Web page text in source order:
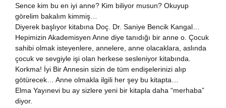
Kişisel Gelişim
Psikoloji
Siyasi
Tarih
Sence kim bu en iyi anne? Kim biliyor musun? Okuyup
görelim bakalım kimmiş…
Diyerek başlıyor kitabına Doç. Dr. Saniye Bencik Kangal…
Hepimizin Akademisyen Anne diye tanıdığı bir anne o. Çocuk
sahibi olmak isteyenlere, annelere, anne olacaklara, aslında
çocuk ve sevgiyle işi olan herkese sesleniyor kitabında.
Korkma! İyi Bir Annesin sizin de tüm endişelerinizi alıp
götürecek… Anne olmakla ilgili her şey bu kitapta…
Elma Yayınevi bu ay sizlere yeni bir kitapla daha “merhaba”
diyor.